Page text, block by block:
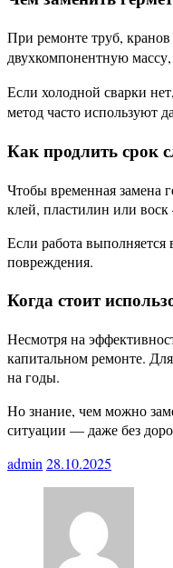
При ремонте труб,
двухкомпонентную массу,
Если холодной сварки
метод часто используют
Как продлить срок
Чтобы временная замена
клей, пластилин или
Если работа
повреждения.
Когда стоит
Несмотря на
капитальном ремонте.
на годы.
Но знание, чем можно
ситуации — даже без
admin 28.10.2025